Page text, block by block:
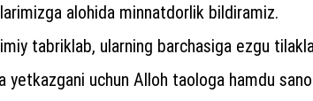
alohida minnatdorlik bildiramiz.
tabriklab, ularning barchasiga ezgu
uchun Alloh taologa hamdu